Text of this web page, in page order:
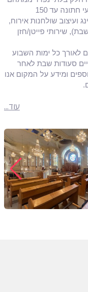
בית הכנסת. בשטח האולם, ניתן לקיים אירועי חתונה עד 150
ועיצוב שולחנות אירוח,
שירותי פייטן/חזן
לאורך כל ימות השבוע
סעודות שבת לאחר
ומידע על המקום אנו
עוד...